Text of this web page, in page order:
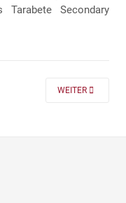
Tarabete Secondary
NEXT ARTICLE:
WEITER